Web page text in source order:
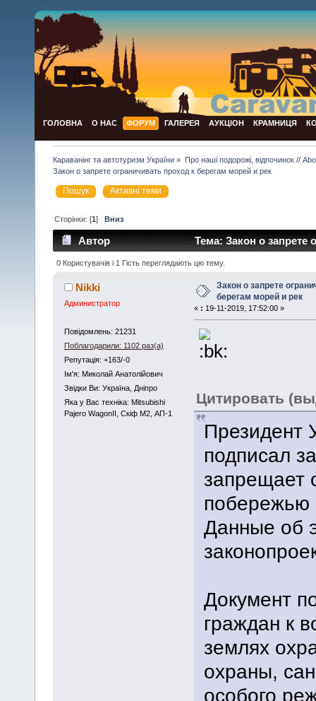
ГОЛОВНА О НАС ФОРУМ ГАЛЕРЕЯ АУКЦІОН КРАМНИЦЯ
Караванінг та автотуризм України » Про наші подорожі, відпочинок //
Закон о запрете ограничивать проход к берегам морей и рек
Пошук Активні теми
Сторінки: [1]Вниз
Автор
Тема: Закон о запрете
раз)
0 Користувачів і 1 Гість переглядають цю тему.
Nikki
Администратор
Повідомлень: 21231
Поблагодарили: 1102 раз(а)
Репутація: +163/-0
Iм'я: Миколай Анатолійович
Звідки Ви: Україна, Дніпро
Яка у Вас техніка: Mitsubishi
Pajero WagonII, Скіф М2, АП-1
Закон о запрете
берегам морей и рек
« : 19-11-2019, 17:52:00 »
Цитировать
Президент
подписал
запрещает
побережью
Данные об
Документ
граждан к
землях
охраны,
особого